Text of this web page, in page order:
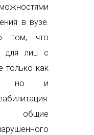
в вузе.
том, что
для лиц с
только как
но и
общие